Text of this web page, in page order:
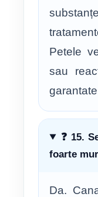
Petele
sau
❓ 15.
foarte
Da.